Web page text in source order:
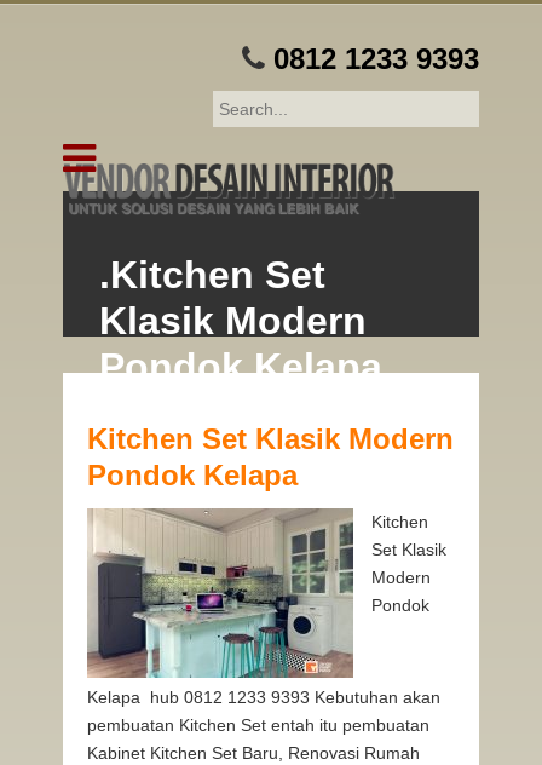
0812 1233 9393
.Kitchen Set
Klasik Modern
Pondok Kelapa
Kitchen Set Klasik Modern
Pondok Kelapa
Kitchen
Set Klasik
Modern
Pondok
Kelapa hub 0812 1233 9393 Kebutuhan akan
pembuatan Kitchen Set entah itu pembuatan
Kabinet Kitchen Set Baru, Renovasi Rumah